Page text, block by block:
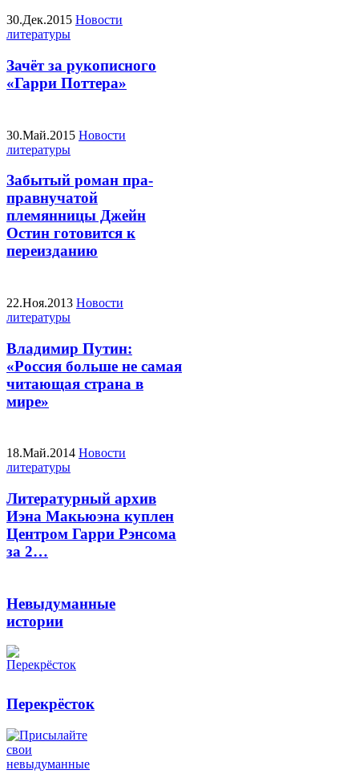
30.Дек.2015 Новости
литературы
Зачёт за рукописного
«Гарри Поттера»
30.Май.2015 Новости
литературы
Забытый роман пра-
правнучатой
племянницы Джейн
Остин готовится к
переизданию
22.Ноя.2013 Новости
литературы
Владимир Путин:
«Россия больше не самая
читающая страна в
мире»
18.Май.2014 Новости
литературы
Литературный архив
Иэна Макьюэна куплен
Центром Гарри Рэнсома
за 2…
Невыдуманные
истории
Перекрёсток